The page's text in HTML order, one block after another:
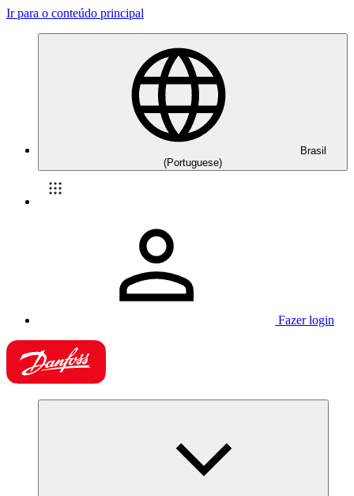
Ir para o conteúdo principal
Brasil
(Portuguese)
Fazer login